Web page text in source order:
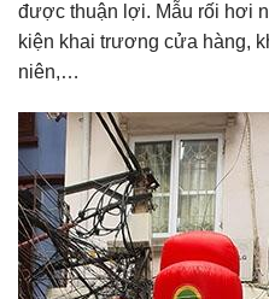
được thuận lợi. Mẫu rối hơi
kiện khai trương cửa hàng,
niên,…